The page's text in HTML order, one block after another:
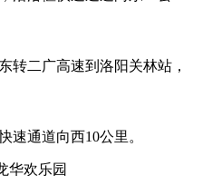
二广高速到洛阳关林站，
通道向西10公里。